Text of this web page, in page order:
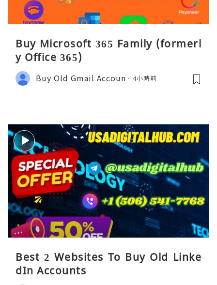
Buy Microsoft 365 Family (formerl
y Office 365)
Buy Old Gmail Accoun 4小時前
Best 2 Websites To Buy Old Linke
dIn Accounts